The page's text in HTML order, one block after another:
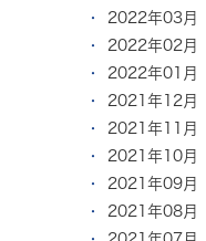
2022年03月
2022年02月
2022年01月
2021年12月
2021年11月
2021年10月
2021年09月
2021年08月